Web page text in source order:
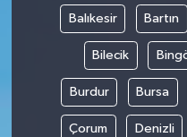
Balıkesir Bartın
Bilecik
Burdur Bursa
Çorum Denizli